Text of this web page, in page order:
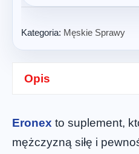
Kategoria: Męskie Sprawy
Opis
Eronex to suplement,
mężczyzną siłę i